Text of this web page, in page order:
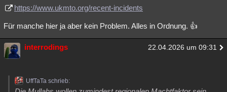
https://www.ukmto.org/recent-incidents
Für manche hier ja aber kein Problem. Alles in Ordnung. 👍
interrodings 22.04.2026 um 09:31
UffTaTa schrieb: